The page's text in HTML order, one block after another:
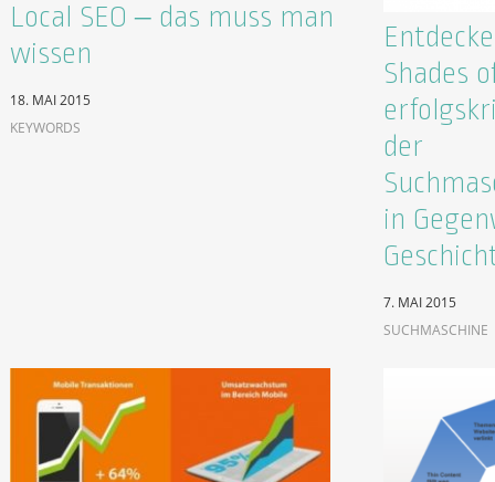
Local SEO – das muss man
wissen
18. MAI 2015
KEYWORDS
Shades
der
in
7. MAI 2015
SUCHMASCHINE